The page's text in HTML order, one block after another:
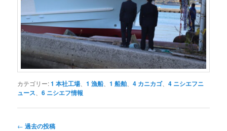
カテゴリー:1 本社工場 、1 漁船、1 船舶 、4 カニカゴ、4 ニシエフニ
ュース 、6 ニシエフ情報
投← 過去の投稿